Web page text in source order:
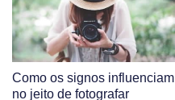
Como os signos influenciam
no jeito de fotografar